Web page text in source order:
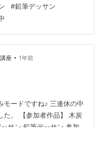
す。 ーーーーー 各種
よろしくお願いします☆
withart_sekkou
#鉛筆デッサン
座 • 1年前